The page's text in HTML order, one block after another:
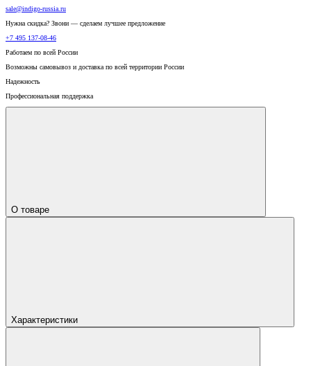
sale@indigo-russia.ru
Нужна скидка? Звони — сделаем лучшее предложение
+7 495 137-08-46
Работаем по всей России
Возможны самовывоз и доставка по всей территории России
Надежность
Профессиональная поддержка
О товаре
Характеристики